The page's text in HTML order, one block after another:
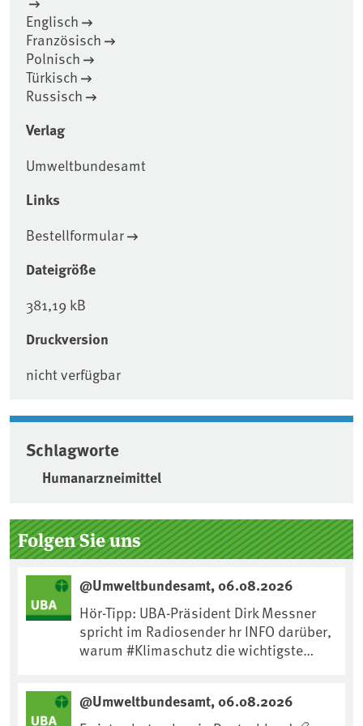
Englisch
Französisch
Polnisch
Türkisch
Russisch
Verlag
Umweltbundesamt
Links
Bestellformular
Dateigröße
381,19 kB
Druckversion
nicht verfügbar
Schlagworte
Humanarzneimittel
Seitenleiste
Folgen Sie uns
@Umweltbundesamt, 06.08.2026
Hör-Tipp: UBA-Präsident Dirk Messner
spricht im Radiosender hr INFO darüber,
warum #Klimaschutz die wichtigste
https://www.ardsounds.de/episode/urn
@Umweltbundesamt, 06.08.2026